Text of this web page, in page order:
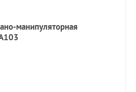
манипуляторная